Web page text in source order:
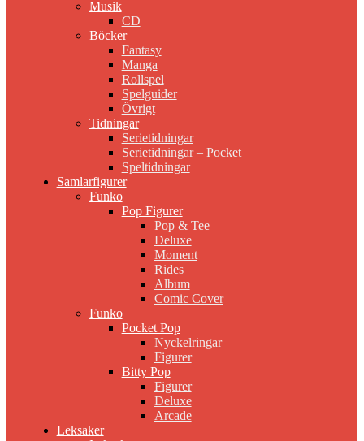
Musik
CD
Böcker
Fantasy
Manga
Rollspel
Spelguider
Övrigt
Tidningar
Serietidningar
Serietidningar – Pocket
Speltidningar
Samlarfigurer
Funko
Pop Figurer
Pop & Tee
Deluxe
Moment
Rides
Album
Comic Cover
Funko
Pocket Pop
Nyckelringar
Figurer
Bitty Pop
Figurer
Deluxe
Arcade
Leksaker